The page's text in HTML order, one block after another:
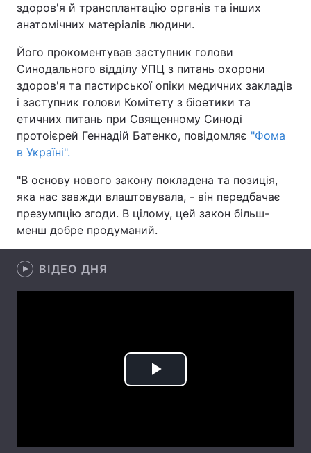
Головна Війна
Україна Політика
Економіка Світ
Спорт Наука
Техно і зв'язок Лайт
Інциденти
Здоров'я
Цікавинки
здоров'я й трансплантацію органів та інших
анатомічних матеріалів людини.
Його прокоментував заступник голови
Синодального відділу УПЦ з питань охорони
здоров'я та пастирської опіки медичних закладів
і заступник голови Комітету з біоетики та
етичних питань при Священному Синоді
протоієрей Геннадій Батенко, повідомляє "Фома
в Україні".
"В основу нового закону покладена та позиція,
яка нас завжди влаштовувала, - він передбачає
презумпцію згоди. В цілому, цей закон більш-
менш добре продуманий.
ВІДЕО ДНЯ
Play